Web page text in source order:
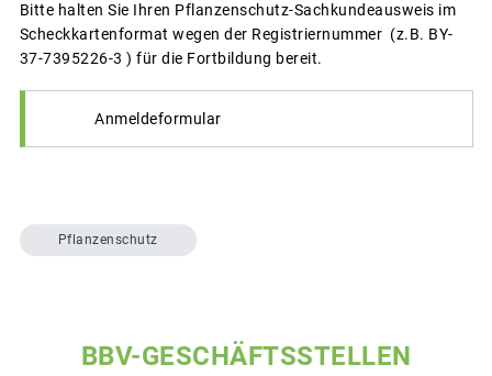
Bitte halten Sie Ihren Pflanzenschutz-Sachkundeausweis im
Scheckkartenformat wegen der Registriernummer (z.B. BY-
37-7395226-3 ) für die Fortbildung bereit.
Anmeldeformular
Pflanzenschutz
BBV-GESCHÄFTSSTELLEN